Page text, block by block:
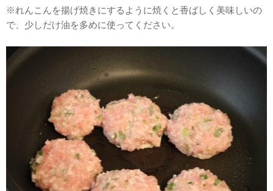
※れんこんを揚げ焼きにするように焼くと香ばしく美味しいの
で、少しだけ油を多めに使ってください。